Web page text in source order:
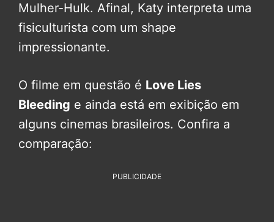
Mulher-Hulk. Afinal, Katy interpreta uma
fisiculturista com um shape
impressionante.
O filme em questão é Love Lies
Bleeding e ainda está em exibição em
alguns cinemas brasileiros. Confira a
comparação:
PUBLICIDADE